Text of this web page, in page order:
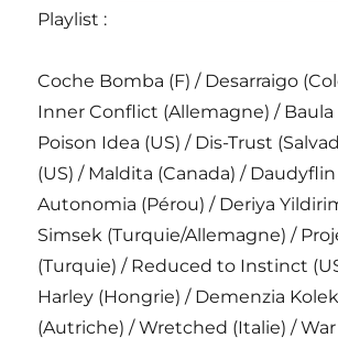
Playlist :
Coche Bomba (F) / Desarraigo
Inner Conflict (Allemagne) / Baula
Poison Idea (US) / Dis-Trust
(US) / Maldita (Canada) /
Autonomia (Pérou) / Deriya
Simsek (Turquie/Allemagne) /
(Turquie) / Reduced to Instinct
Harley (Hongrie) / Demenzia
(Autriche) / Wretched (Italie) /